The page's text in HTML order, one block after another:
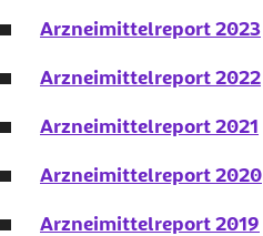
Arzneimittelreport 2023
Arzneimittelreport 2022
Arzneimittelreport 2021
Arzneimittelreport 2020
Arzneimittelreport 2019